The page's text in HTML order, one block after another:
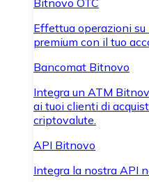
Bitnovo OTC
Effettua operazioni
premium con il tuo
Bancomat Bitnovo
Integra un ATM
ai tuoi clienti di
criptovalute.
API Bitnovo
Integra la nostra API